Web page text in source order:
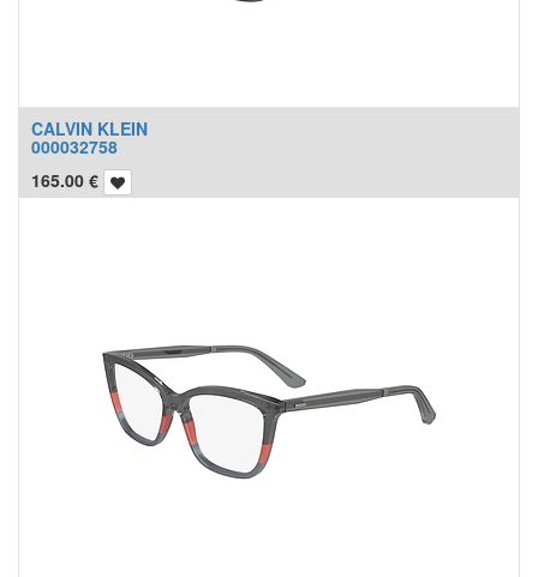
CALVIN KLEIN
000032758
165.00 €